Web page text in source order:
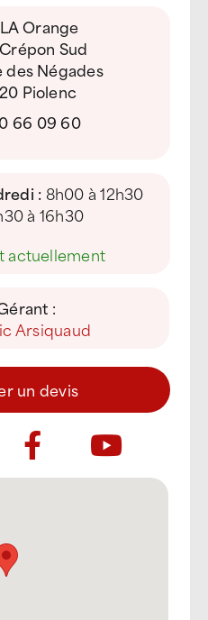
Orange
Sud
des Négades
Piolenc
66 09 60
: 8h00 à 12h30
à 16h30
actuellement
:
Arsiquaud
un devis